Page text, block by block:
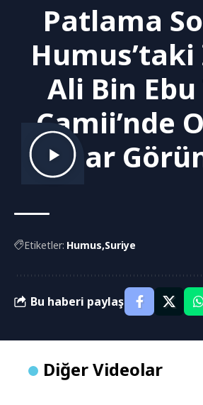
Patlama
Ali Bin
Camii’nde
Hasar
Etiketler: Humus Suriye
Bu haberi paylaş
Diğer Videolar